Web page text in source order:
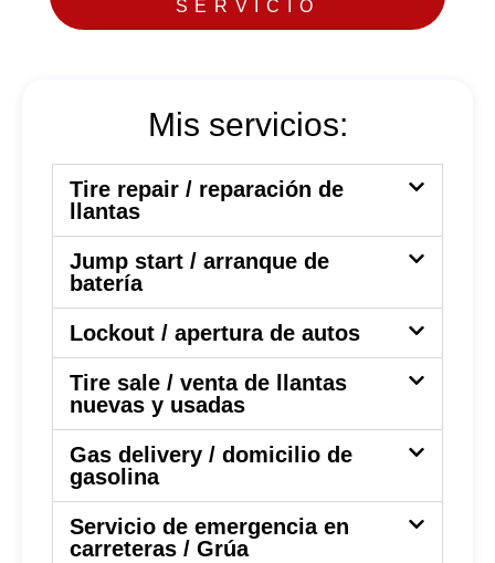
SERVICIO
Mis servicios:
Tire repair / reparación de
llantas
Jump start / arranque de
batería
Lockout / apertura de autos
Tire sale / venta de llantas
nuevas y usadas
Gas delivery / domicilio de
gasolina
Servicio de emergencia en
carreteras / Grúa